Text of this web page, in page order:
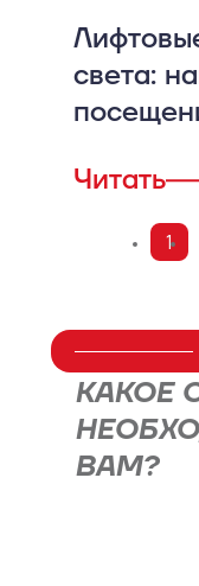
света:
Читать
1
КАКОЕ
ВАМ?